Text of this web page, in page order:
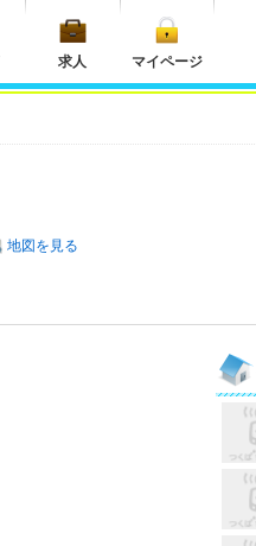
求人 マイページ
地図を見る